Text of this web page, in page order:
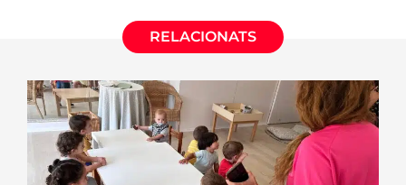
RELACIONATS